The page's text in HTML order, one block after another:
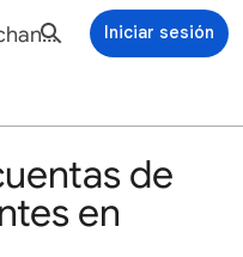
Ayuda de Google Merchant Center Iniciar sesión
de
en